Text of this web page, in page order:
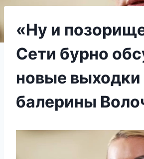
«Ну и
Сети бурно
новые выходки
балерины